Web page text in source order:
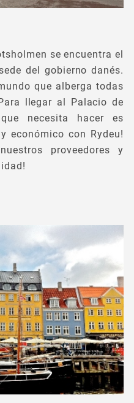
se encuentra el
del gobierno danés.
que alberga todas
llegar al Palacio de
necesita hacer es
económico con Rydeu!
proveedores y